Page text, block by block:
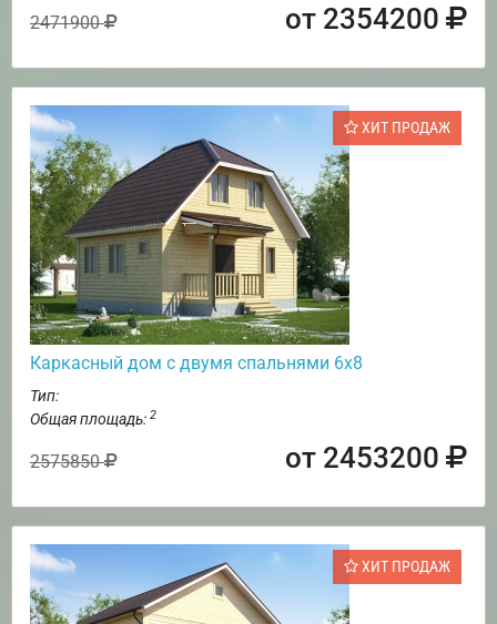
2471900 от 2354200
ХИТ ПРОДАЖ
Каркасный дом с двумя спальнями 6х8
Тип:
Общая площадь: 2
2575850 от 2453200
ХИТ ПРОДАЖ